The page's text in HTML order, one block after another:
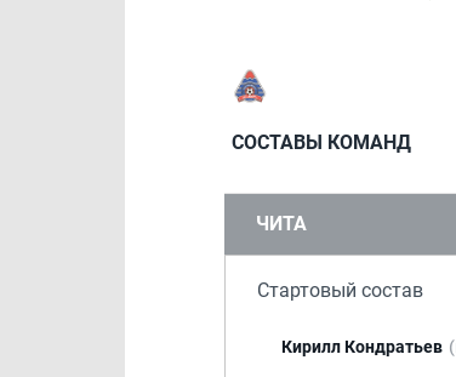
СОСТАВЫ КОМАНД
ЧИТА
Стартовый состав
Кирилл Кондратьев